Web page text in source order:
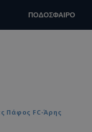
ΠΟΔΟΣΦΑΙΡΟ
Πάφος FC-Άρης